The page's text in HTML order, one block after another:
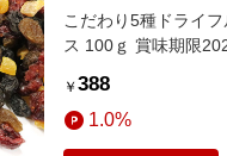
こだわり5種ドライ
ス 100ｇ 賞味期限
￥ 388
1.0%